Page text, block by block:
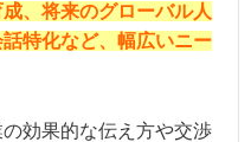
、将来のグローバル人
特化など、幅広いニー
効果的な伝え方や交渉